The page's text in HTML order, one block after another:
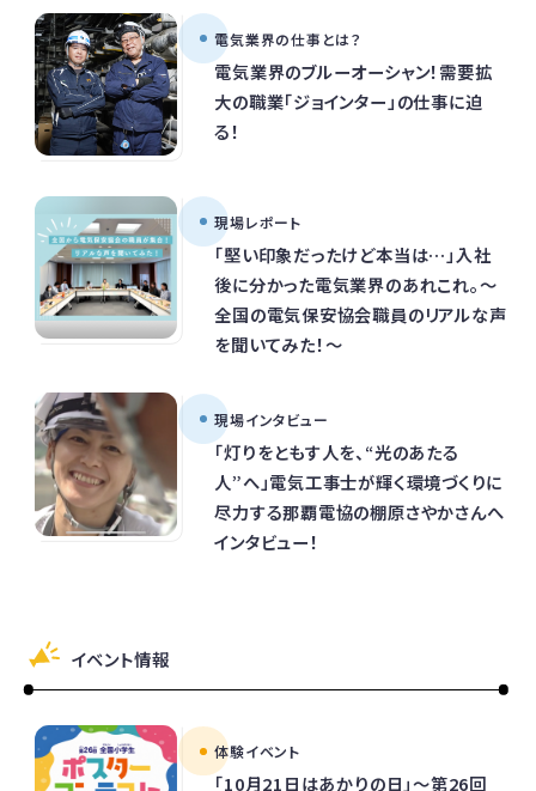
電気業界の仕事とは？
電気業界のブルーオーシャン！需要拡
大の職業「ジョインター」の仕事に迫
る！
現場レポート
「堅い印象だったけど本当は…」入社
後に分かった電気業界のあれこれ。～
全国の電気保安協会職員のリアルな声
を聞いてみた！～
現場インタビュー
「灯りをともす人を、“光のあたる
人”へ」電気工事士が輝く環境づくりに
尽力する那覇電協の棚原さやかさんへ
インタビュー！
イベント情報
体験イベント
「10月21日はあかりの日」～第26回